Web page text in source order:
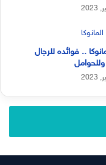
.. فوائده للرجال